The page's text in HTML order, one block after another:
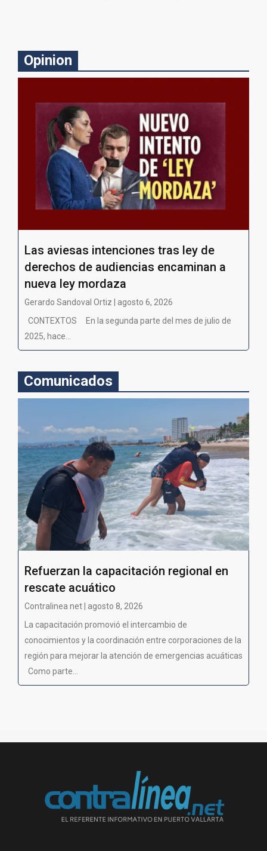
Opinion
Las aviesas intenciones tras ley de
derechos de audiencias encaminan a
nueva ley mordaza
Gerardo Sandoval Ortiz | agosto 6, 2026
CONTEXTOS En la segunda parte del mes de julio de
2025, hace...
Comunicados
Refuerzan la capacitación regional en
rescate acuático
Contralinea net | agosto 8, 2026
La capacitación promovió el intercambio de
conocimientos y la coordinación entre corporaciones de la
región para mejorar la atención de emergencias acuáticas
Como parte...